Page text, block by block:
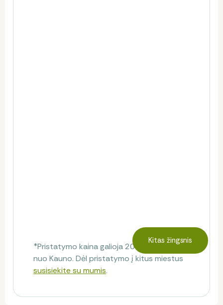
Kitas žingsnis
*Pristatymo kaina galioja 20 km spinduliu
nuo Kauno. Dėl pristatymo į kitus miestus
susisiekite su mumis.